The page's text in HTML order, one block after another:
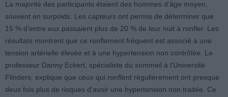
La majorité des participants étaient des hommes d’âge moyen,
souvent en surpoids. Les capteurs ont permis de déterminer que
15 % d’entre eux passaient plus de 20 % de leur nuit à ronfler. Les
résultats montrent que ce ronflement fréquent est associé à une
tension artérielle élevée et à une hypertension non contrôlée. Le
professeur Danny Eckert, spécialiste du sommeil à l’Université
Flinders, explique que ceux qui ronflent régulièrement ont presque
deux fois plus de risques d’avoir une hypertension non traitée. Ce